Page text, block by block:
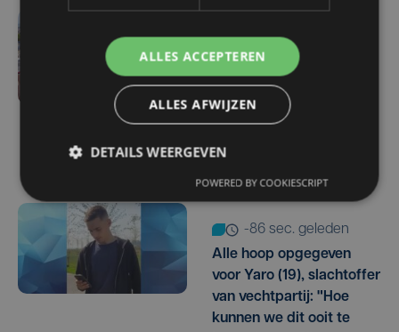
-6986 sec. geleden
Veurne moet zo'n twee
miljoen euro aan
onrechtmatig
gerecupereerde BTW
terugbetalen
-86 sec. geleden
Alle hoop opgegeven
voor Yaro (19), slachtoffer
van vechtpartij: "Hoe
kunnen we dit ooit te
ALLES ACCEPTEREN
ALLES AFWIJZEN
DETAILS WEERGEVEN
POWERED BY COOKIESCRIPT